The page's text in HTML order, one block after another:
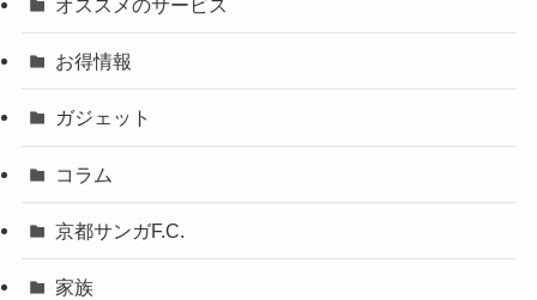
オススメのサービス
お得情報
ガジェット
コラム
京都サンガF.C.
家族